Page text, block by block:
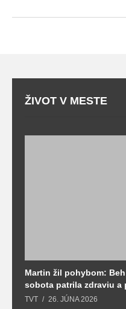
ŽIVOT V MESTE
Martin žil pohybom:
sobota patrila zdraviu a
TVT 26. JÚNA 2026